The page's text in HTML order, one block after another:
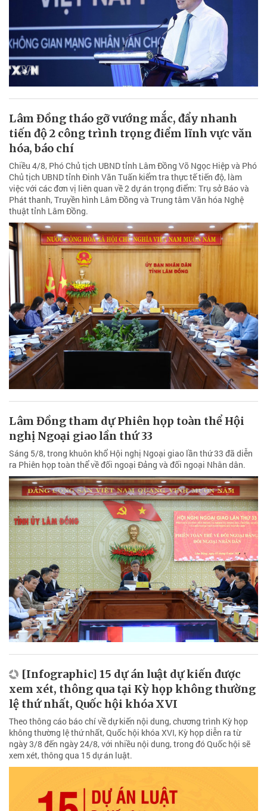
Lâm Đồng tháo gỡ vướng mắc, đẩy nhanh
tiến độ 2 công trình trọng điểm lĩnh vực văn
hóa, báo chí
Chiều 4/8, Phó Chủ tịch UBND tỉnh Lâm Đồng Võ Ngọc Hiệp và Phó
Chủ tịch UBND tỉnh Đinh Văn Tuấn kiểm tra thực tế tiến độ, làm
việc với các đơn vị liên quan về 2 dự án trọng điểm: Trụ sở Báo và
Phát thanh, Truyền hình Lâm Đồng và Trung tâm Văn hóa Nghệ
thuật tỉnh Lâm Đồng.
Lâm Đồng tham dự Phiên họp toàn thể Hội
nghị Ngoại giao lần thứ 33
Sáng 5/8, trong khuôn khổ Hội nghị Ngoại giao lần thứ 33 đã diễn
ra Phiên họp toàn thể về đối ngoại Đảng và đối ngoại Nhân dân.
[Infographic] 15 dự án luật dự kiến được
xem xét, thông qua tại Kỳ họp không thường
lệ thứ nhất, Quốc hội khóa XVI
Theo thông cáo báo chí về dự kiến nội dung, chương trình Kỳ họp
không thường lệ thứ nhất, Quốc hội khóa XVI, Kỳ họp diễn ra từ
ngày 3/8 đến ngày 24/8, với nhiều nội dung, trong đó Quốc hội sẽ
xem xét, thông qua 15 dự án luật.